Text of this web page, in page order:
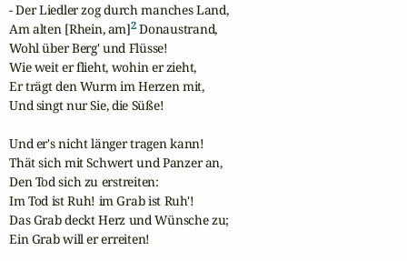
- Der Liedler zog durch manches Land,
Am alten [Rhein, am]2 Donaustrand,
Wohl über Berg' und Flüsse!
Wie weit er flieht, wohin er zieht,
Er trägt den Wurm im Herzen mit,
Und singt nur Sie, die Süße!
Und er's nicht länger tragen kann!
Thät sich mit Schwert und Panzer an,
Den Tod sich zu erstreiten:
Im Tod ist Ruh! im Grab ist Ruh'!
Das Grab deckt Herz und Wünsche zu;
Ein Grab will er erreiten!